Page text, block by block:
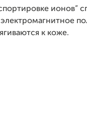
ионов”
к коже.